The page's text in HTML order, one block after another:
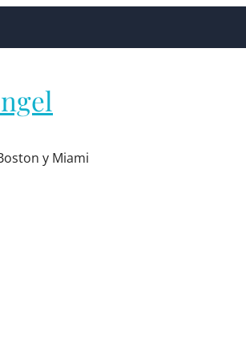
y Miami